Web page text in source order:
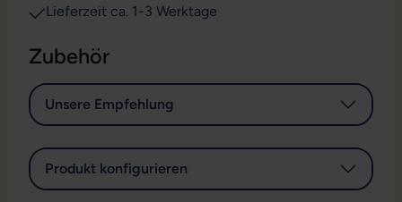
Lieferzeit ca. 1-3 Werktage
Zubehör
Unsere Empfehlung
Produkt konfigurieren